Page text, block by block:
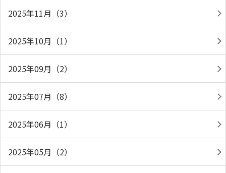
2025年11月（3）
2025年10月（1）
2025年09月（2）
2025年07月（8）
2025年06月（1）
2025年05月（2）